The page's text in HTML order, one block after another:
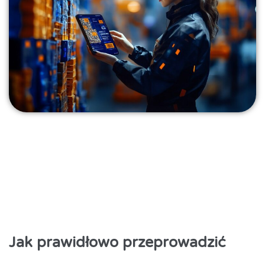
Jak prawidłowo przeprowadzić